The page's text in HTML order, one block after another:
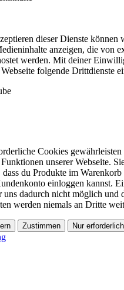
dieser Dienste können
anzeigen, die von
werden. Mit deiner
folgende Drittdienste
Cookies gewährleisten
unserer Webseite.
du Produkte im Warenkorb
einloggen kannst.
uns dadurch nicht möglich und
werden niemals an Dritte
Zustimmen Nur